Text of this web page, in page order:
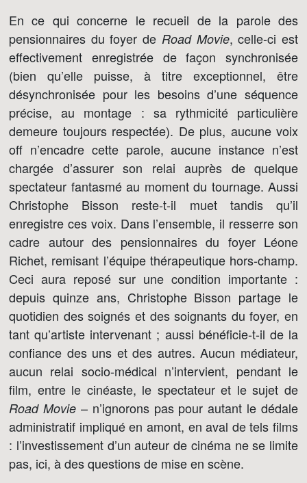
En ce qui concerne le recueil de la parole des
pensionnaires du foyer de Road Movie, celle-ci est
effectivement enregistrée de façon synchronisée
(bien qu’elle puisse, à titre exceptionnel, être
désynchronisée pour les besoins d’une séquence
précise, au montage : sa rythmicité particulière
demeure toujours respectée). De plus, aucune voix
off n’encadre cette parole, aucune instance n’est
chargée d’assurer son relai auprès de quelque
spectateur fantasmé au moment du tournage. Aussi
Christophe Bisson reste-t-il muet tandis qu’il
enregistre ces voix. Dans l’ensemble, il resserre son
cadre autour des pensionnaires du foyer Léone
Richet, remisant l’équipe thérapeutique hors-champ.
Ceci aura reposé sur une condition importante :
depuis quinze ans, Christophe Bisson partage le
quotidien des soignés et des soignants du foyer, en
tant qu’artiste intervenant ; aussi bénéficie-t-il de la
confiance des uns et des autres. Aucun médiateur,
aucun relai socio-médical n’intervient, pendant le
film, entre le cinéaste, le spectateur et le sujet de
Road Movie– n’ignorons pas pour autant le dédale
administratif impliqué en amont, en aval de tels films
: l’investissement d’un auteur de cinéma ne se limite
pas, ici, à des questions de mise en scène.